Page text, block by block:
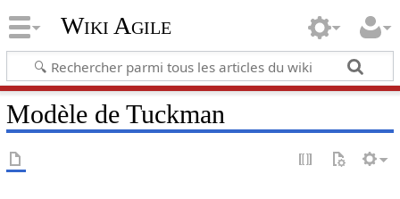
Wiki Agile
Modèle de Tuckman